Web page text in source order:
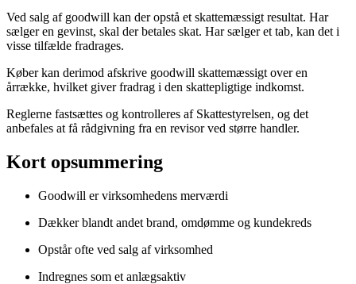
Ved salg af goodwill kan der opstå et skattemæssigt resultat. Har
sælger en gevinst, skal der betales skat. Har sælger et tab, kan det i
visse tilfælde fradrages.
Køber kan derimod afskrive goodwill skattemæssigt over en
årrække, hvilket giver fradrag i den skattepligtige indkomst.
Reglerne fastsættes og kontrolleres af Skattestyrelsen, og det
anbefales at få rådgivning fra en revisor ved større handler.
Kort opsummering
Goodwill er virksomhedens merværdi
Dækker blandt andet brand, omdømme og kundekreds
Opstår ofte ved salg af virksomhed
Indregnes som et anlægsaktiv